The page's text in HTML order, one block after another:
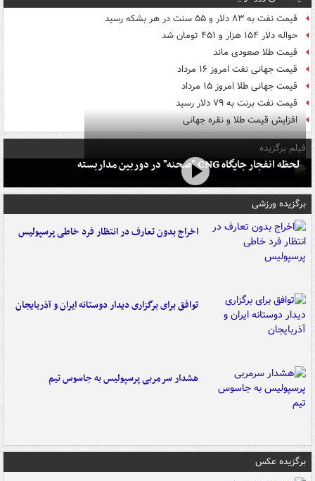
قیمت نفت به ۸۳ دلار و ۵۵ سنت در هر بشکه رسید
حواله دلار ۱۵۴ هزار و ۴۵۱ تومان شد
قیمت طلا صعودی ماند
قیمت جهانی نفت امروز ۱۶ مرداد
قیمت جهانی طلا امروز ۱۵ مرداد
قیمت نفت برنت به ۷۹ دلار رسید
افزایش قیمت طلا و نقره جهانی
فیلم برگزیده
لحظه انفجار جایگاه CNG "صحنه" در دوربین مداربسته
برگزیده ورزشی
اخراج بدون تعارف در انتظار فرد خاطی پرسپولیس
توافق برای برگزاری دیدار دوستانه ایران و آذربایجان
هشدار سرمربی پرسپولیس به جاسوس تیم
برگزیده عکس